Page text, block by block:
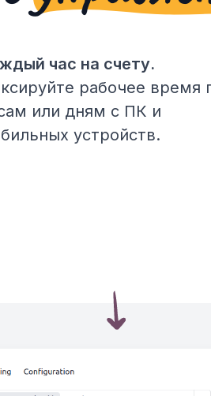
час на счету.
рабочее время
или дням с ПК и
устройств.